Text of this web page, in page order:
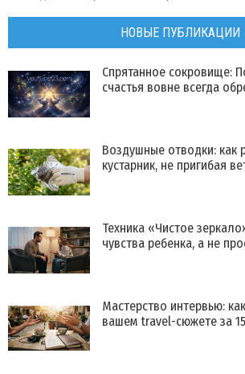
НОВЫЕ ПУБЛИКАЦИИ
Спрятанное сокровище:
счастья вовне всегда
Воздушные отводки: как
кустарник, не пригибая
Техника «Чистое
чувства ребенка, а не
Мастерство интервью:
вашем travel-сюжете за